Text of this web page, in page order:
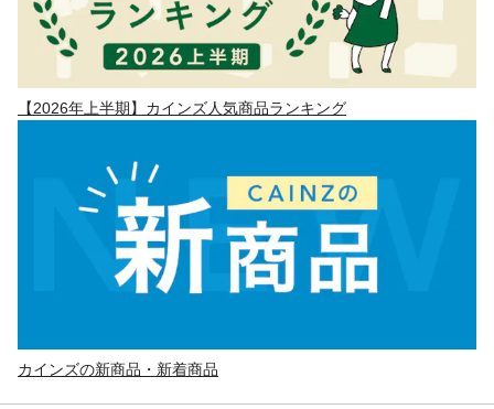
【2026年上半期】カインズ人気商品ランキング
カインズの新商品・新着商品